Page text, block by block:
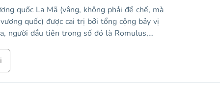
quốc La Mã (vâng, không phải đế chế, mà
quốc) được cai trị bởi tổng cộng bảy vị
người đầu tiên trong số đó là Romulus,
tìm kiếm nguồn cảm hứng để lớp học lịch
tiếp theo của bạn là một lớp học tuyệt vời?
mẫu trông cổ điển này và đưa học sinh